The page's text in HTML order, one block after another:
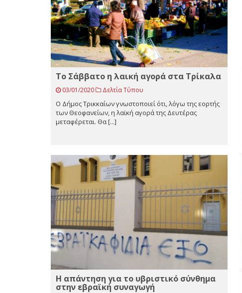
Το Σάββατο η λαική αγορά στα Τρίκαλα
03/01/2020 Δελτία Τύπου
Ο Δήμος Τρικκαίων γνωστοποιεί ότι, λόγω της εορτής
των Θεοφανείων, η λαϊκή αγορά της Δευτέρας
μεταφέρεται. Θα [...]
Η απάντηση για το υβριστικό σύνθημα
στην εβραϊκή συναγωγή